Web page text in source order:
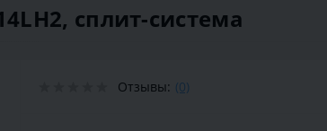
сплит-система
Отзывы: (0)